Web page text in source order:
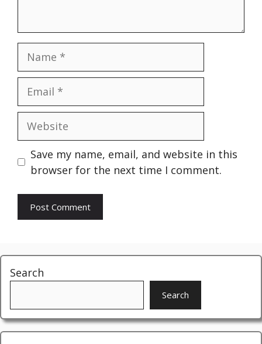
Name
Email
Website
Save my name, email, and website in this
browser for the next time I comment.
Search
Search